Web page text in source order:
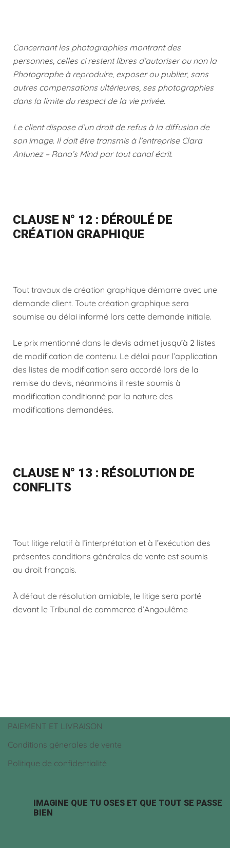
Concernant les photographies montrant des
personnes, celles ci restent libres d’autoriser ou non la
Photographe à reproduire, exposer ou publier, sans
autres compensations ultérieures, ses photographies
dans la limite du respect de la vie privée.
Le client dispose d’un droit de refus à la diffusion de
son image. Il doit être transmis à l’entreprise Clara
Antunez – Rana’s Mind par tout canal écrit.
CLAUSE N° 12 : DÉROULÉ DE
CRÉATION GRAPHIQUE
Tout travaux de création graphique démarre avec une
demande client. Toute création graphique sera
soumise au délai informé lors cette demande initiale.
Le prix mentionné dans le devis admet jusqu’à 2 listes
de modification de contenu. Le délai pour l’application
des listes de modification sera accordé lors de la
remise du devis, néanmoins il reste soumis à
modification conditionné par la nature des
modifications demandées.
CLAUSE N° 13 : RÉSOLUTION DE
CONFLITS
Tout litige relatif à l’interprétation et à l’exécution des
présentes conditions générales de vente est soumis
au droit français.
À défaut de résolution amiable, le litige sera porté
devant le Tribunal de commerce d’Angoulême
PAIEMENT ET LIVRAISON
Conditions génerales de vente
Politique de confidentialité
IMAGINE QUE TU OSES ET QUE TOUT SE PASSE
BIEN